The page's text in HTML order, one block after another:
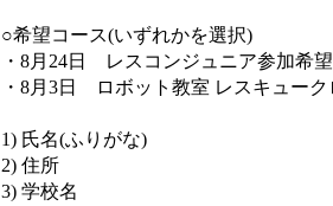
○希望コース(いずれかを選択)
・8月24日 レスコンジュニア参加希望
・8月3日 ロボット教室 レスキュー
1) 氏名(ふりがな)
2) 住所
3) 学校名